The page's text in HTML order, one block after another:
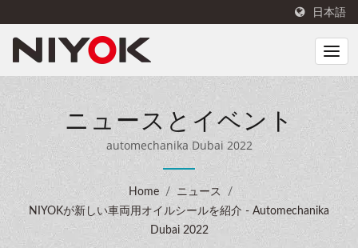
日本語
ニュースとイベント
automechanika Dubai 2022
Home / ニュース
/
NIYOKが新しい車両用オイルシールを紹介 - Automechanika
Dubai 2022